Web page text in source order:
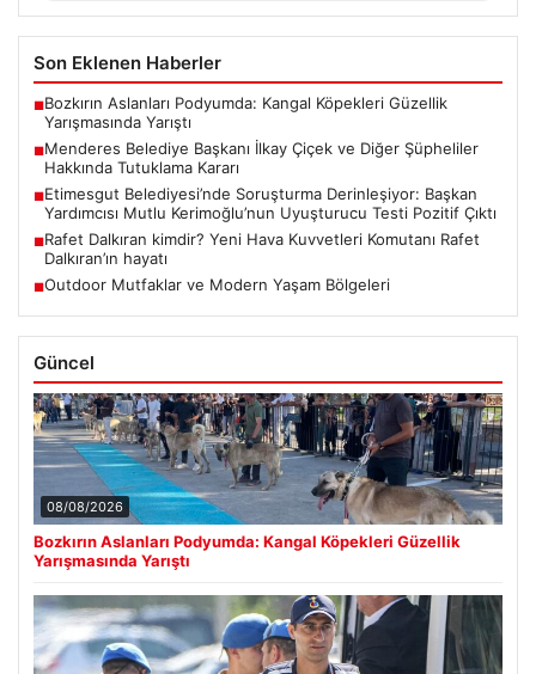
Son Eklenen Haberler
■Bozkırın Aslanları Podyumda: Kangal Köpekleri Güzellik
Yarışmasında Yarıştı
■Menderes Belediye Başkanı İlkay Çiçek ve Diğer Şüpheliler
Hakkında Tutuklama Kararı
■Etimesgut Belediyesi’nde Soruşturma Derinleşiyor: Başkan
Yardımcısı Mutlu Kerimoğlu’nun Uyuşturucu Testi Pozitif Çıktı
■Rafet Dalkıran kimdir? Yeni Hava Kuvvetleri Komutanı Rafet
Dalkıran’ın hayatı
■Outdoor Mutfaklar ve Modern Yaşam Bölgeleri
Güncel
08/08/2026
Bozkırın Aslanları Podyumda: Kangal Köpekleri Güzellik
Yarışmasında Yarıştı